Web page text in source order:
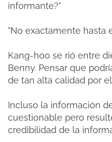
informante?"
"No exactamente hasta
Kang-hoo se rió entre
Benny. Pensar que
de tan alta calidad por
Incluso la información
cuestionable pero
credibilidad de la